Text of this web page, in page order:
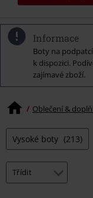
Informace
Boty na
k dispozici.
zajímavé zboží.
Oblečení &
Vysoké boty (213)